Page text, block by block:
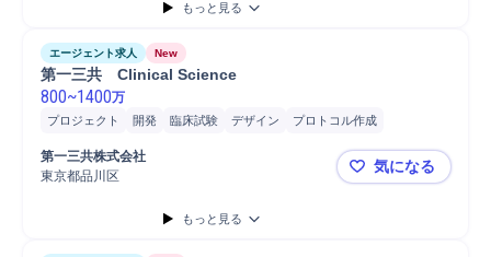
もっと見る
エージェント求人 New
第一三共　Clinical Science
800~1400万
プロジェクト 開発 臨床試験 デザイン プロトコル作成
第一三共株式会社
東京都品川区
第一三共
気になる
もっと見る